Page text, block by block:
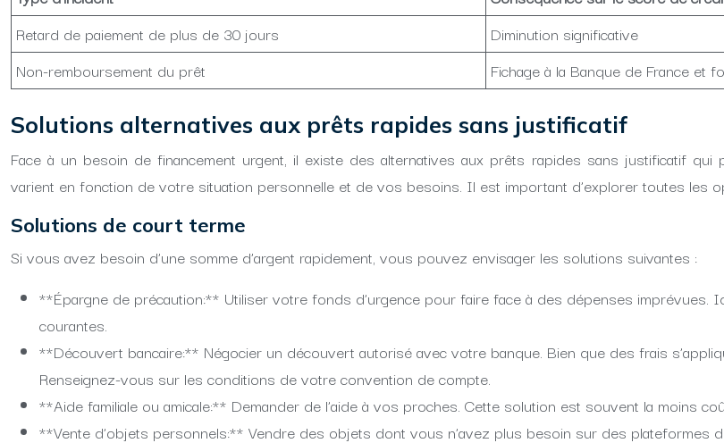
Retard de paiement de plus de 30 jours
Diminution significative
Non-remboursement du prêt
Fichage à la Banque de France et
Solutions alternatives aux prêts rapides sans justificatif
Face à un besoin de financement urgent, il existe des alternatives aux prêts rapides sans justificatif
varient en fonction de votre situation personnelle et de vos besoins. Il est important d’explorer toutes les
Solutions de court terme
Si vous avez besoin d’une somme d’argent rapidement, vous pouvez envisager les solutions suivantes :
**Épargne de précaution:** Utiliser votre fonds d’urgence pour faire face à des dépenses
courantes.
**Découvert bancaire:** Négocier un découvert autorisé avec votre banque. Bien que des frais
Renseignez-vous sur les conditions de votre convention de compte.
**Aide familiale ou amicale:** Demander de l’aide à vos proches. Cette solution est souvent la moins
**Vente d’objets personnels:** Vendre des objets dont vous n’avez plus besoin sur des plateformes